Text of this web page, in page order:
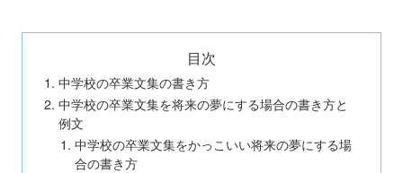
目次
中学校の卒業文集の書き方
中学校の卒業文集を将来の夢にする場合の書き方と
例文
中学校の卒業文集をかっこいい将来の夢にする場
合の書き方